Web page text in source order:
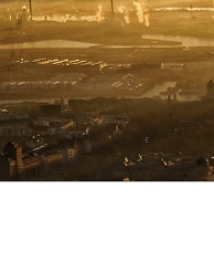
Zum
Inhalt
springen